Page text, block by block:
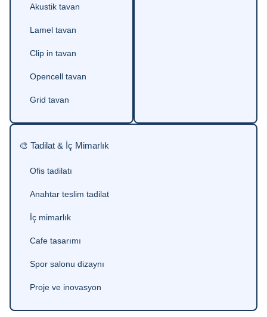
Akustik tavan
Lamel tavan
Clip in tavan
Opencell tavan
Grid tavan
🎨 Tadilat & İç Mimarlık
Ofis tadilatı
Anahtar teslim tadilat
İç mimarlık
Cafe tasarımı
Spor salonu dizaynı
Proje ve inovasyon